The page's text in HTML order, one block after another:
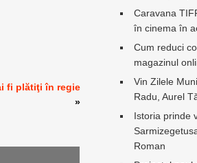
fi plătiţi în regie
»
Caravana
în cinema în
Cum reduci
magazinul
Vin Zilele
Radu, Aurel
Istoria prinde
Roman